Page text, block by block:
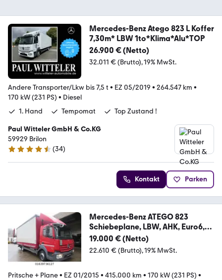
Mercedes-Benz Atego 823 L Koffer
7,30m* LBW 1to*Klima*Alu*TOP
26.900 € (Netto)
32.011 € (Brutto) 19% MwSt.
Andere Transporter/Lkw bis 7,5 t • EZ 05/2019 • 264.547 km •
170 kW (231 PS) • Diesel
1. Hand
Tempomat Top Zustand !
Paul Witteler GmbH & Co.KG
59929 Brilon
4.6 Sterne
(34)
Kontakt Parken
Mercedes-Benz ATEGO 823
Schiebeplane, LBW, AHK, Euro6,
6.10m P
19.000 € (Netto)
22.610 € (Brutto) 19% MwSt.
Pritsche + Plane• EZ 01/2015 • 415.000 km • 170 kW (231 PS) •